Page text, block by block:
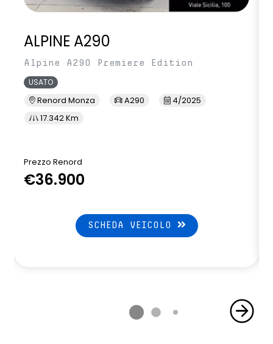
ALPINE A290
Alpine A290 Premiere Edition
USATO
Renord Monza A290
4/2025
17.342 Km
Prezzo Renord
€36.900
SCHEDA VEICOLO